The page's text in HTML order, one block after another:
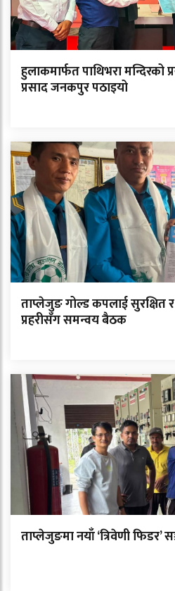
हुलाकमार्फत पाथिभरा मन्दिरको
प्रसाद जनकपुर पठाइयो
ताप्लेजुङ गोल्ड कपलाई सुरक्षित
प्रहरीसँग समन्वय बैठक
ताप्लेजुङमा नयाँ ‘त्रिवेणी फिडर’